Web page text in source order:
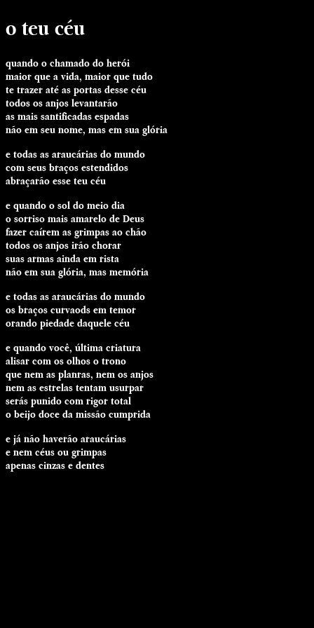
o teu céu
quando o chamado do herói
maior que a vida, maior que tudo
te trazer até as portas desse céu
todos os anjos levantarão
as mais santificadas espadas
não em seu nome, mas em sua glória
e todas as araucárias do mundo
com seus braços estendidos
abraçarão esse teu céu
e quando o sol do meio dia
o sorriso mais amarelo de Deus
fazer caírem as grimpas ao chão
todos os anjos irão chorar
suas armas ainda em rista
não em sua glória, mas memória
e todas as araucárias do mundo
os braços curvaods em temor
orando piedade daquele céu
e quando você, última criatura
alisar com os olhos o trono
que nem as planras, nem os anjos
nem as estrelas tentam usurpar
serás punido com rigor total
o beijo doce da missão cumprida
e já não haverão araucárias
e nem céus ou grimpas
apenas cinzas e dentes